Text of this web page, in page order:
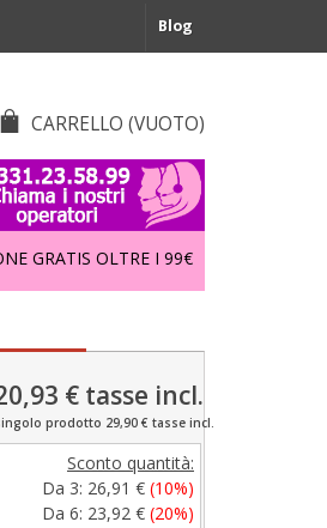
Blog
CARRELLO (VUOTO)
GRATIS OLTRE I 99€
€tasse incl.
prodotto 29,90 € tasse incl.
Sconto quantità:
Da 3: 26,91 € (10%)
Da 6: 23,92 € (20%)